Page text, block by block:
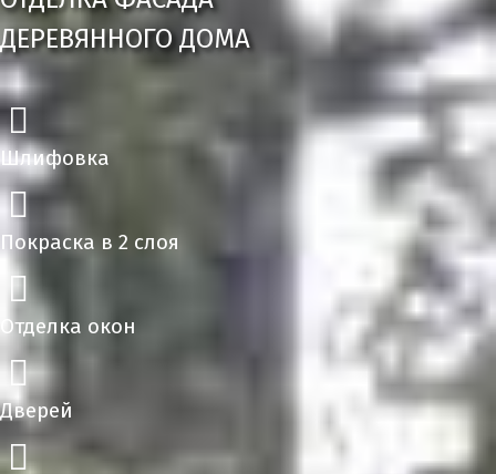
ДЕРЕВЯННОГО ДОМА
Шлифовка
Покраска в 2 слоя
Отделка окон
Дверей